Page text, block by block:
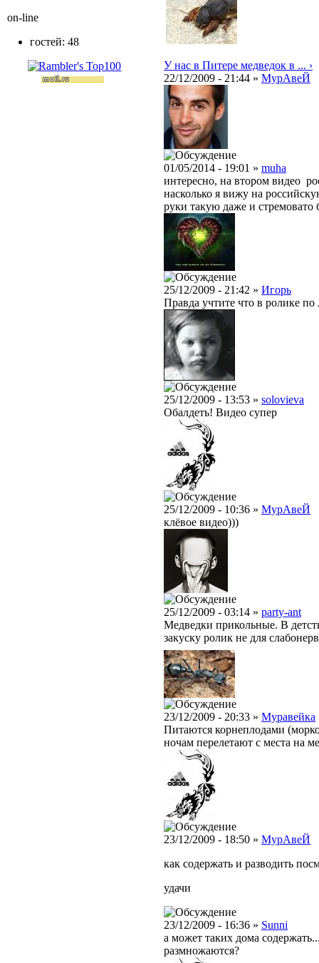
У нас в Питере медведок в ... ›
22/12/2009 - 21:44 » МурAвеЙ
01/05/2014 - 19:01 » muha
интересно, на втором видео
насколько я вижу на
руки такую даже и стремовато
25/12/2009 - 21:42 » Игорь
Правда учтите что в ролике
25/12/2009 - 13:53 » solovieva
Обалдеть! Видео супер
25/12/2009 - 10:36 » МурAвеЙ
клёвое видео)))
25/12/2009 - 03:14 » party-ant
Медведки прикольные. В
закуску ролик не для
23/12/2009 - 20:33 » Муравейка
Питаются корнеплодами
ночам перелетают с места на
23/12/2009 - 18:50 » МурAвеЙ
как содержать и разводить
удачи
23/12/2009 - 16:36 » Sunni
а может таких дома
размножаются?
on-line
гостей: 48